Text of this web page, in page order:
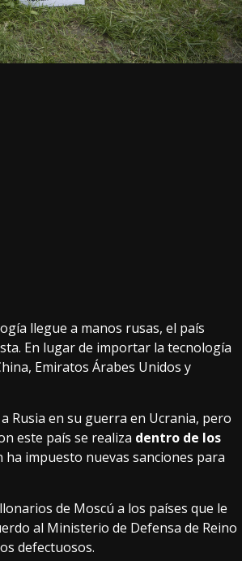
llegue a manos rusas, el país
En lugar de importar la tecnología
Emiratos Árabes Unidos y
Rusia en su guerra en Ucrania, pero
este país se realiza dentro de los
ha impuesto nuevas sanciones para
de Moscú a los países que le
al Ministerio de Defensa de Reino
defectuosos.